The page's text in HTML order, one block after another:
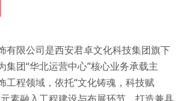
有限公司是西安君卓文化科技集团旗下
集团“华北运营中心”核心业务承载主
工程领域，依托“文化铸魂，科技赋